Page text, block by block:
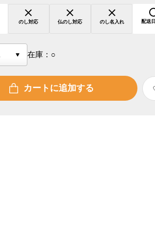
のし対応 仏のし対応 のし名入れ 配送
在庫： ○
カートに追加する